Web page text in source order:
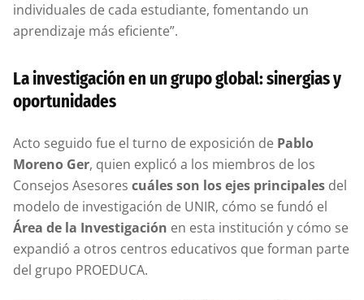
individuales de cada estudiante, fomentando un
aprendizaje más eficiente”.
La investigación en un grupo global: sinergias y
oportunidades
Acto seguido fue el turno de exposición de Pablo
Moreno Ger, quien explicó a los miembros de los
Consejos Asesores cuáles son los ejes principales del
modelo de investigación de UNIR, cómo se fundó el
Área de la Investigación en esta institución y cómo se
expandió a otros centros educativos que forman parte
del grupo PROEDUCA.